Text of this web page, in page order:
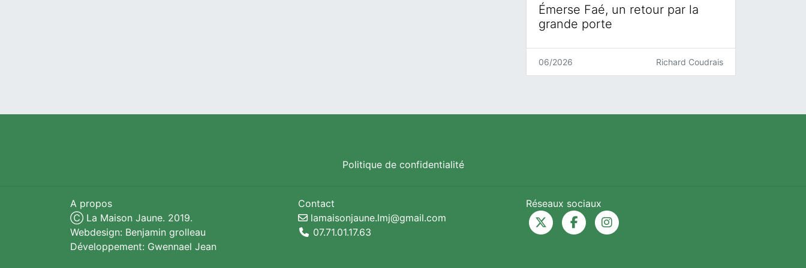
Émerse Faé, un retour par la
grande porte
06/2026 Richard Coudrais
Politique de confidentialité
A propos
Ⓒ La Maison Jaune. 2019.
Webdesign: Benjamin grolleau
Développement: Gwennael Jean
Contact
lamaisonjaune.lmj@gmail.com
07.71.01.17.63
Réseaux sociaux